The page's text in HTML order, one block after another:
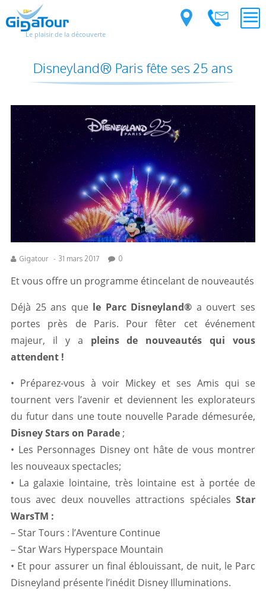
Le plaisir de la découverte
Disneyland® Paris fête ses 25 ans
Gigatour - 31 mars 2017 0
Et vous offre un programme étincelant de nouveautés
Déjà 25 ans que le Parc Disneyland® a ouvert ses
portes près de Paris. Pour fêter cet événement
majeur, il y a pleins de nouveautés qui vous
attendent !
• Préparez-vous à voir Mickey et ses Amis qui se
tournent vers l’avenir et deviennent les explorateurs
du futur dans une toute nouvelle Parade démesurée,
Disney Stars on Parade;
• Les Personnages Disney ont hâte de vous montrer
les nouveaux spectacles;
• La galaxie lointaine, très lointaine est à portée de
tous avec deux nouvelles attractions spéciales Star
WarsTM :
– Star Tours : l’Aventure Continue
– Star Wars Hyperspace Mountain
• Et pour assurer un final éblouissant, de nuit, le Parc
Disneyland présente l’inédit Disney Illuminations.